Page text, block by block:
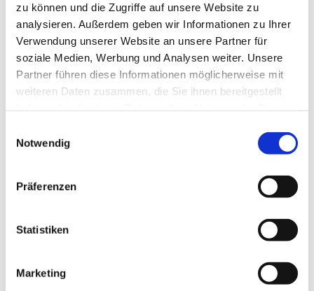
zu können und die Zugriffe auf unsere Website zu
analysieren. Außerdem geben wir Informationen zu Ihrer
Verwendung unserer Website an unsere Partner für
soziale Medien, Werbung und Analysen weiter. Unsere
Partner führen diese Informationen möglicherweise mit
weiteren Daten zusammen, die Sie ihnen bereitgestellt
Notwendig
Präferenzen
Statistiken
Marketing